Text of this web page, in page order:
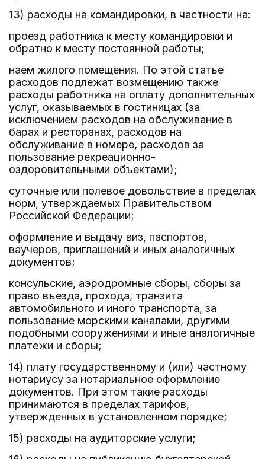
13) расходы на командировки, в частности на:
проезд работника к месту командировки и
обратно к месту постоянной работы;
наем жилого помещения. По этой статье
расходов подлежат возмещению также
расходы работника на оплату дополнительных
услуг, оказываемых в гостиницах (за
исключением расходов на обслуживание в
барах и ресторанах, расходов на
обслуживание в номере, расходов за
пользование рекреационно-
оздоровительными объектами);
суточные или полевое довольствие в пределах
норм, утверждаемых Правительством
Российской Федерации;
оформление и выдачу виз, паспортов,
ваучеров, приглашений и иных аналогичных
документов;
консульские, аэродромные сборы, сборы за
право въезда, прохода, транзита
автомобильного и иного транспорта, за
пользование морскими каналами, другими
подобными сооружениями и иные аналогичные
платежи и сборы;
14) плату государственному и (или) частному
нотариусу за нотариальное оформление
документов. При этом такие расходы
принимаются в пределах тарифов,
утвержденных в установленном порядке;
15) расходы на аудиторские услуги;